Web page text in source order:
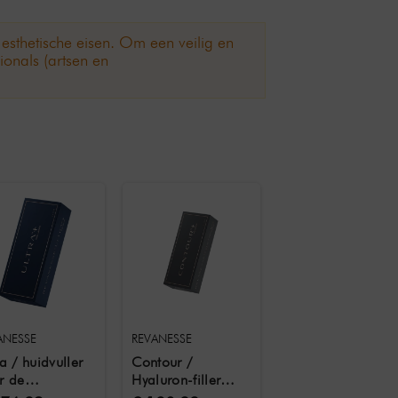
eisen. Om een ​​veilig en
(artsen en
/ huidvuller
de
REVANESSE
Contour /
Hyaluron-filler